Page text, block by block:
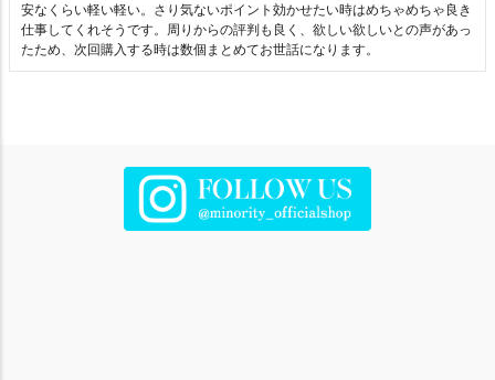
安なくらい軽い軽い。さり気ないポイント効かせたい時はめちゃめちゃ良き
仕事してくれそうです。周りからの評判も良く、欲しい欲しいとの声があっ
たため、次回購入する時は数個まとめてお世話になります。